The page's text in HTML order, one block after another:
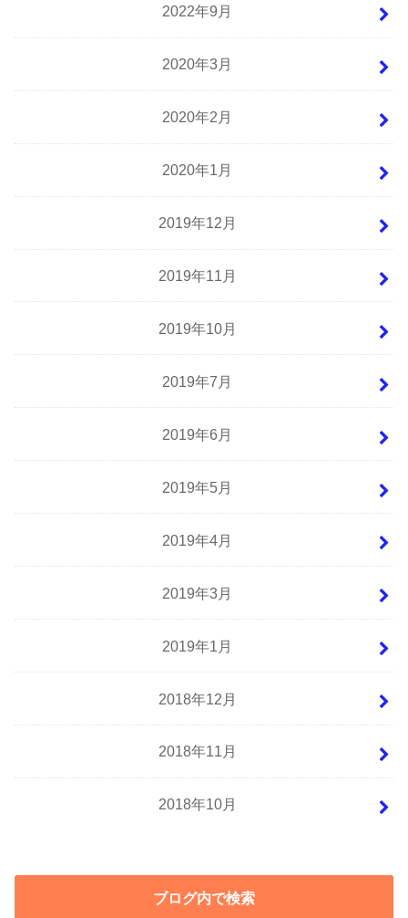
2022年9月
2020年3月
2020年2月
2020年1月
2019年12月
2019年11月
2019年10月
2019年7月
2019年6月
2019年5月
2019年4月
2019年3月
2019年1月
2018年12月
2018年11月
2018年10月
ブログ内で検索